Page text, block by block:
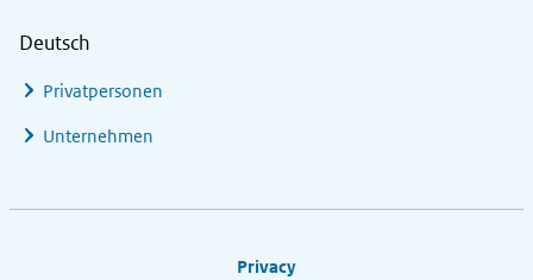
Deutsch
Privatpersonen
Unternehmen
Privacy